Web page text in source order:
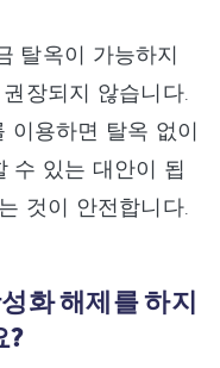
탈옥이 가능하지
장되지 않습니다.
이용하면 탈옥 없이
수 있는 대안이 됩
것이 안전합니다.
화 해제를 하지
?